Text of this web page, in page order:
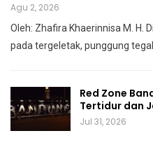
Agu 2, 2026
Oleh: Zhafira Khaerinnisa M. H.
pada tergeletak, punggung
Red Zone
Tertidur dan
Jul 31, 2026